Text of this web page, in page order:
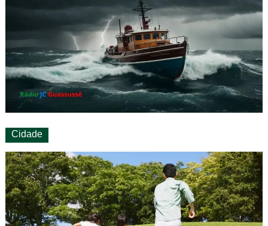
Cidade